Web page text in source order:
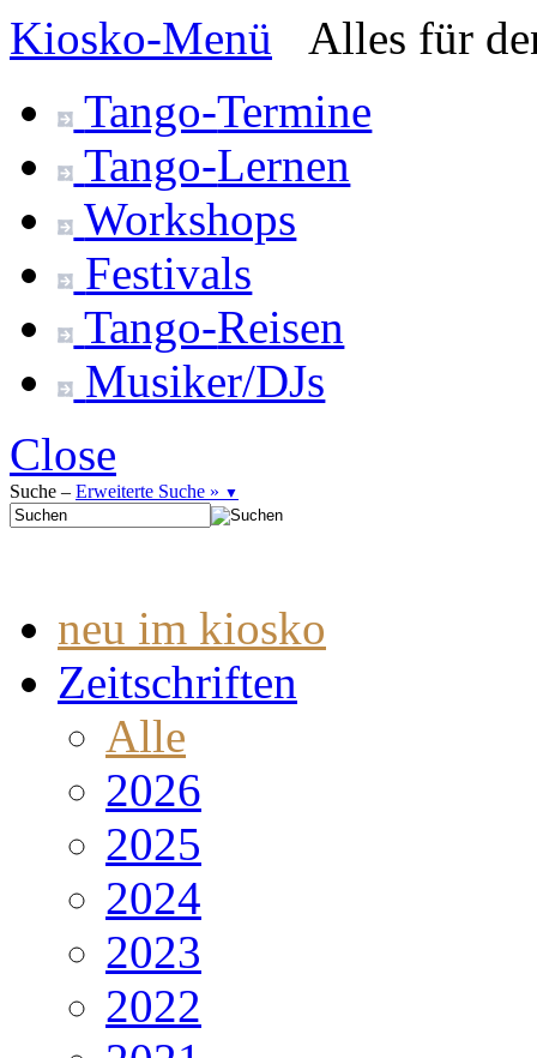
Kiosko-Menü
Alles für
Tango-Termine
Tango-Lernen
Workshops
Festivals
Tango-Reisen
Musiker/DJs
Close
Suche – Erweiterte Suche » ▼
neu im kiosko
Zeitschriften
Alle
2026
2025
2024
2023
2022